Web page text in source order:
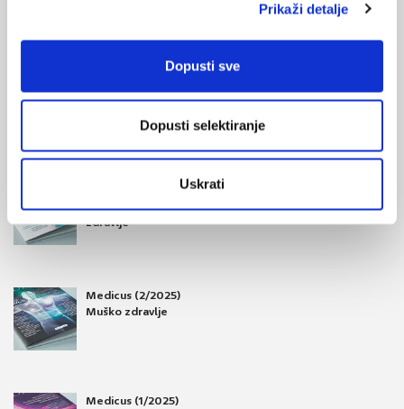
Prikaži detalje
Dopusti sve
Dopusti selektiranje
Uskrati
unazad, ne sviđa mu se osoba koja je bio. "Tada sam bio loša
tolerantan. Imao sam kronične depresije, a nisam znao u čemu
Mentalno
zdravlje
Medicus (2/2025)
Muško zdravlje
Medicus (1/2025)